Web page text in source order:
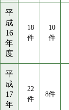
平
成
16
年
度
18
件
10
件
平
成
17
年
22
件
8件